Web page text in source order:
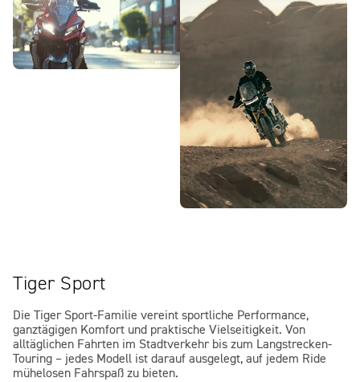
Tiger Sport
Die Tiger Sport-Familie vereint sportliche Performance,
ganztägigen Komfort und praktische Vielseitigkeit. Von
alltäglichen Fahrten im Stadtverkehr bis zum Langstrecken-
Touring – jedes Modell ist darauf ausgelegt, auf jedem Ride
mühelosen Fahrspaß zu bieten.